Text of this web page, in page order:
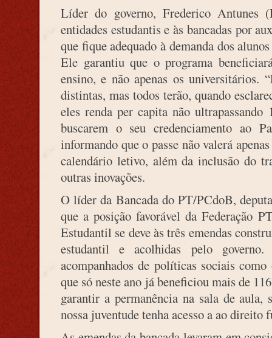
Líder do governo, Frederico Antunes
entidades estudantis e às bancadas por
que fique adequado à demanda dos
Ele garantiu que o programa
ensino, e não apenas os universitários.
distintas, mas todos terão, quando
eles renda per capita não
buscarem o seu credenciamento ao
informando que o passe não valerá
calendário letivo, além da inclusão do
outras inovações.
O líder da Bancada do PT/PCdoB,
que a posição favorável da Federação
Estudantil se deve às três emendas
estudantil e acolhidas pelo governo.
acompanhados de políticas sociais
que só neste ano já beneficiou mais de
garantir a permanência na sala de aula,
nossa juventude tenha acesso a ao direito